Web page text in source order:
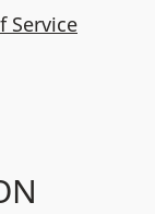
Service